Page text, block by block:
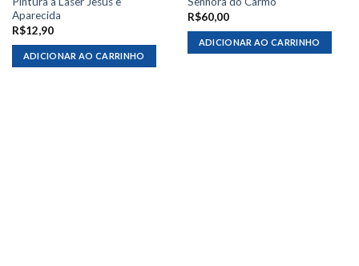
Aparecida
R$12,90
ADICIONAR AO CARRINHO
R$60,00
ADICIONAR AO CARRINHO